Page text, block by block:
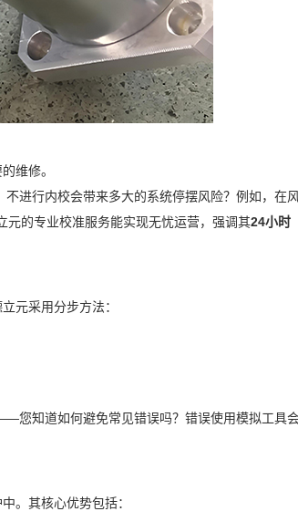
维修。
进行内校会带来多大的系统停摆风险？例如，在风
的专业校准服务能实现无忧运营，强调其24小时
元采用分步方法：
您知道如何避免常见错误吗？错误使用模拟工具
。其核心优势包括：